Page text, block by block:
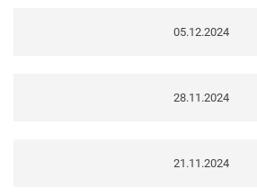
05.12.2024
28.11.2024
21.11.2024